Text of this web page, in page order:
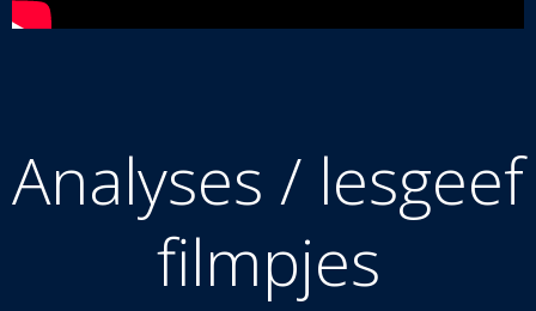
Analyses / lesgeef
filmpjes